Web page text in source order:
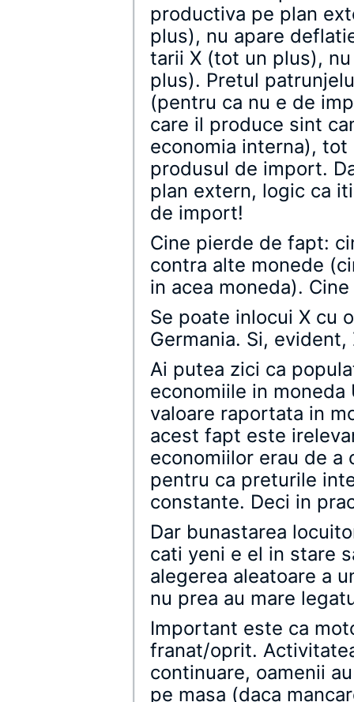
productiva pe plan
plus), nu apare
tarii X (tot un plus),
plus). Pretul
(pentru ca nu e de
care il produce sint
economia interna),
produsul de import.
plan extern, logic ca
de import!
Cine pierde de fapt:
contra alte monede
in acea moneda).
Se poate inlocui X cu
Germania. Si, evident,
Ai putea zici ca
economiile in moneda
valoare raportata in
acest fapt este
economiilor erau de a
pentru ca preturile
constante. Deci in
Dar bunastarea
cati yeni e el in stare
alegerea aleatoare a
nu prea au mare
Important este ca
franat/oprit.
continuare, oamenii
pe masa (daca